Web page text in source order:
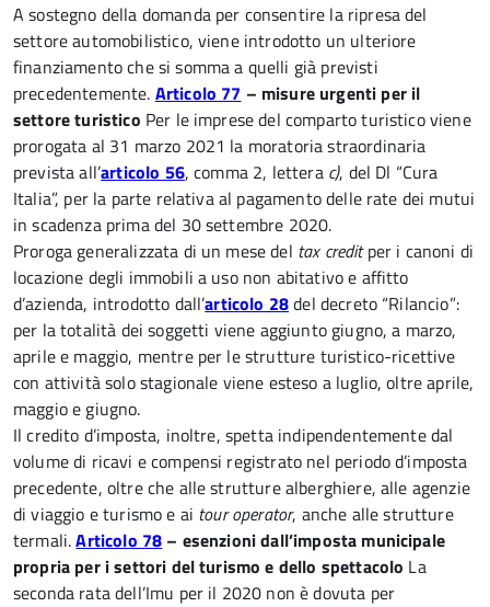
A sostegno della domanda per consentire la ripresa del
settore automobilistico, viene introdotto un ulteriore
finanziamento che si somma a quelli già previsti
precedentemente. Articolo 77 – misure urgenti per il
settore turistico Per le imprese del comparto turistico viene
prorogata al 31 marzo 2021 la moratoria straordinaria
prevista all’articolo 56, comma 2, lettera c), del Dl “Cura
Italia”, per la parte relativa al pagamento delle rate dei mutui
in scadenza prima del 30 settembre 2020.
Proroga generalizzata di un mese del tax creditper i canoni di
locazione degli immobili a uso non abitativo e affitto
d’azienda, introdotto dall’articolo 28del decreto “Rilancio”:
per la totalità dei soggetti viene aggiunto giugno, a marzo,
aprile e maggio, mentre per le strutture turistico-ricettive
con attività solo stagionale viene esteso a luglio, oltre aprile,
maggio e giugno.
Il credito d’imposta, inoltre, spetta indipendentemente dal
volume di ricavi e compensi registrato nel periodo d’imposta
precedente, oltre che alle strutture alberghiere, alle agenzie
di viaggio e turismo e ai tour operator, anche alle strutture
termali.Articolo 78 – esenzioni dall’imposta municipale
propria per i settori del turismo e dello spettacolo La
seconda rata dell’Imu per il 2020 non è dovuta per